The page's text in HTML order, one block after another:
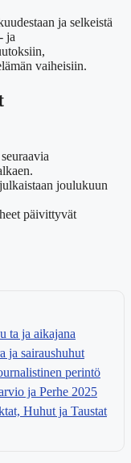
ja selkeistä
ja
vaiheisiin.
joulukuun
päivittyvät
ta ja aikajana
ja sairaushuhut
perintö
ja Perhe 2025
Huhut ja Taustat